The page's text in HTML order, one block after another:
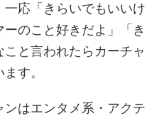
応「きらいでもいいけ
のこと好きだよ」「き
と言われたらカーチャ
す。
はエンタメ系・アクテ